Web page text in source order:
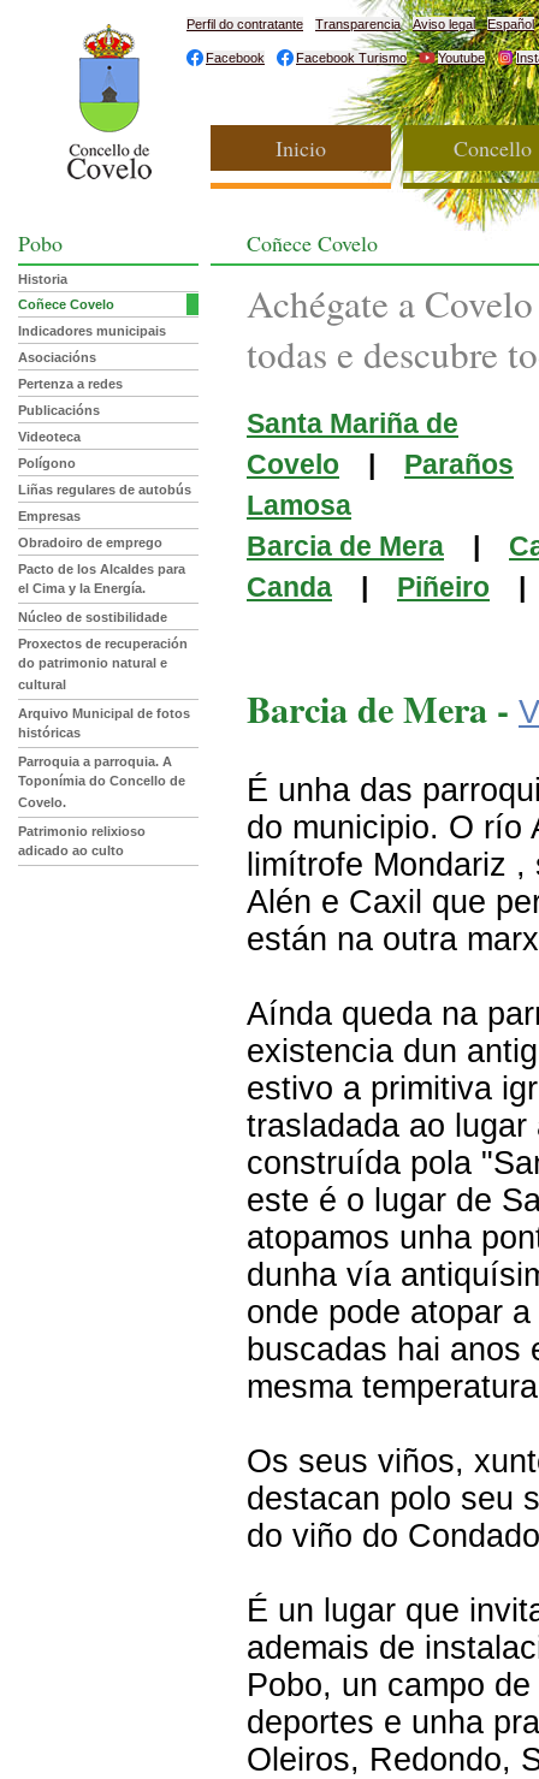
Perfil do contratante Transparencia Aviso legal Español
Facebook Facebook Turismo Youtube
Inicio Concello
Pobo
Historia
Coñece Covelo
Indicadores municipais
Asociacións
Pertenza a redes
Publicacións
Videoteca
Polígono
Liñas regulares de autobús
Empresas
Obradoiro de emprego
Pacto de los Alcaldes para
el Cima y la Energía.
Núcleo de sostibilidade
Proxectos de recuperación
do patrimonio natural e
cultural
Arquivo Municipal de fotos
históricas
Parroquia a parroquia. A
Toponímia do Concello de
Covelo.
Patrimonio relixioso
adicado ao culto
Coñece Covelo
Achégate a
todas e descubre
Santa Mariña de
Covelo | Paraños
Lamosa
Barcia de Mera |
Canda | Piñeiro
Barcia de Mera -
É unha das
do municipio. O río
limítrofe Mondariz
Alén e Caxil que
están na outra
Aínda queda na
existencia dun
estivo a primitiva
trasladada ao
construída pola
este é o lugar de
atopamos unha
dunha vía
onde pode atopar
buscadas hai anos
mesma
Os seus viños,
destacan polo seu
do viño do
É un lugar que
ademais de
Pobo, un campo
deportes e unha
Oleiros, Redondo,